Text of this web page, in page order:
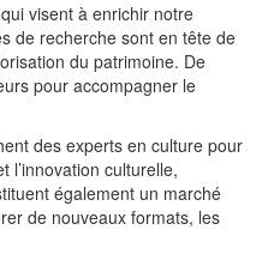
visent à enrichir notre
de recherche sont en tête de
du patrimoine. De
pour accompagner le
des experts en culture pour
l’innovation culturelle,
également un marché
de nouveaux formats, les